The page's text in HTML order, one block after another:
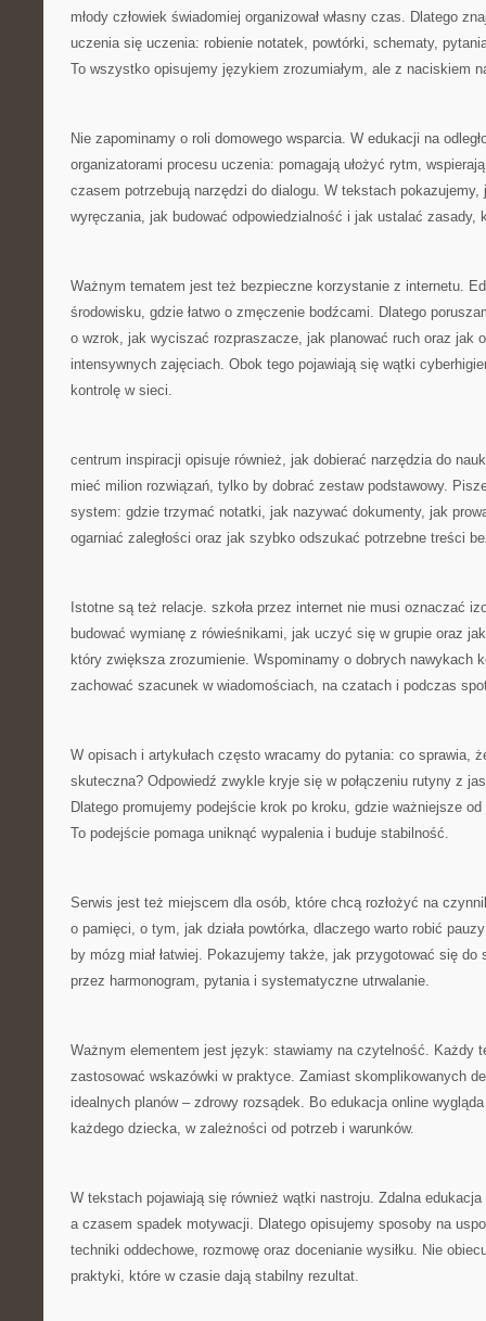
młody człowiek świadomiej organizował własny czas. Dlatego
uczenia się uczenia: robienie notatek, powtórki, schematy,
To wszystko opisujemy językiem zrozumiałym, ale z naciskiem
Nie zapominamy o roli domowego wsparcia. W edukacji na
organizatorami procesu uczenia: pomagają ułożyć rytm,
czasem potrzebują narzędzi do dialogu. W tekstach pokazujemy,
wyręczania, jak budować odpowiedzialność i jak ustalać zasady,
Ważnym tematem jest też bezpieczne korzystanie z internetu.
środowisku, gdzie łatwo o zmęczenie bodźcami. Dlatego
o wzrok, jak wyciszać rozpraszacze, jak planować ruch oraz jak
intensywnych zajęciach. Obok tego pojawiają się wątki
kontrolę w sieci.
centrum inspiracji opisuje również, jak dobierać narzędzia do
mieć milion rozwiązań, tylko by dobrać zestaw podstawowy.
system: gdzie trzymać notatki, jak nazywać dokumenty, jak
ogarniać zaległości oraz jak szybko odszukać potrzebne treści
Istotne są też relacje. szkoła przez internet nie musi oznaczać
budować wymianę z rówieśnikami, jak uczyć się w grupie oraz
który zwiększa zrozumienie. Wspominamy o dobrych nawykach
zachować szacunek w wiadomościach, na czatach i podczas
W opisach i artykułach często wracamy do pytania: co sprawia,
skuteczna? Odpowiedź zwykle kryje się w połączeniu rutyny z
Dlatego promujemy podejście krok po kroku, gdzie ważniejsze
To podejście pomaga uniknąć wypalenia i buduje stabilność.
Serwis jest też miejscem dla osób, które chcą rozłożyć na
o pamięci, o tym, jak działa powtórka, dlaczego warto robić
by mózg miał łatwiej. Pokazujemy także, jak przygotować się do
przez harmonogram, pytania i systematyczne utrwalanie.
Ważnym elementem jest język: stawiamy na czytelność. Każdy
zastosować wskazówki w praktyce. Zamiast skomplikowanych
idealnych planów – zdrowy rozsądek. Bo edukacja online
każdego dziecka, w zależności od potrzeb i warunków.
W tekstach pojawiają się również wątki nastroju. Zdalna edukacja
a czasem spadek motywacji. Dlatego opisujemy sposoby na
techniki oddechowe, rozmowę oraz docenianie wysiłku. Nie
praktyki, które w czasie dają stabilny rezultat.